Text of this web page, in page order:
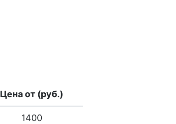
Цена от (руб.)
1400